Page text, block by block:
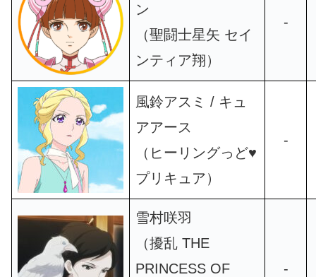
ン
（聖闘士星矢 セイ
ンティア翔）
-
風鈴アスミ / キュ
アアース
（ヒーリングっど♥
プリキュア）
-
雪村咲羽
（擾乱 THE
PRINCESS OF
-